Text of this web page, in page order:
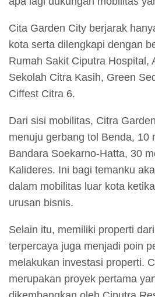
Cita Garden City berjarak
kota serta dilengkapi dengan
Rumah Sakit Ciputra Hospital,
Sekolah Citra Kasih, Green
Ciffest Citra 6.
Dari sisi mobilitas, Citra
menuju gerbang tol Benda, 10
Bandara Soekarno-Hatta, 30
Kalideres. Ini bagi temanku
dalam mobilitas luar kota
urusan bisnis.
Selain itu, memiliki properti
terpercaya juga menjadi poin
melakukan investasi properti.
merupakan proyek pertama